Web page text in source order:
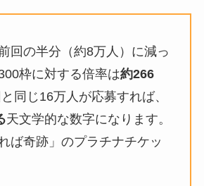
回の半分（約8万人）に減っ
枠に対する倍率は約266
同じ16万人が応募すれば、
天文学的な数字になります。
ば奇跡」のプラチナチケッ